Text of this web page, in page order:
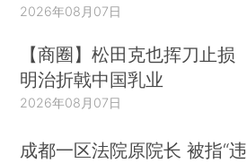
2026年08月07日
【商圈】松田克也挥刀止损
明治折戟中国乳业
2026年08月07日
成都一区法院原院长 被指“违